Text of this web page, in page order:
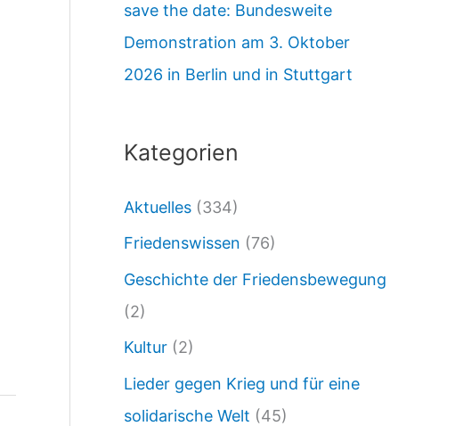
.
0
2
R
ü
n
save the date: Bundesweite
Demonstration am 3. Oktober
2026 in Berlin und in Stuttgart
Kategorien
Aktuelles (334)
Friedenswissen (76)
Geschichte der Friedensbewegung
(2)
Kultur (2)
Lieder gegen Krieg und für eine
solidarische Welt (45)